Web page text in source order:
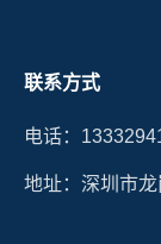
联系方式
电话：
地址：深圳市